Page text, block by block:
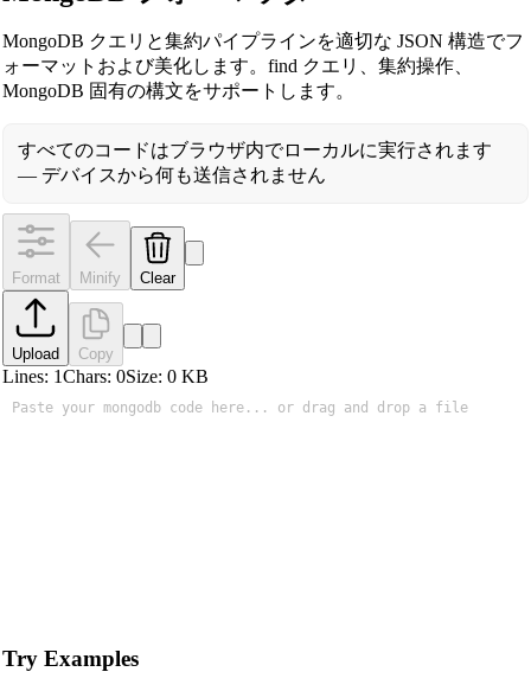
MongoDB クエリと集約パイプラインを適切な JSON 構造でフ
ォーマットおよび美化します。find クエリ、集約操作、
MongoDB 固有の構文をサポートします。
すべてのコードはブラウザ内でローカルに実行されます
— デバイスから何も送信されません
Format Minify Clear
Upload Copy
Lines: 1Chars: 0Size: 0KB
Try Examples